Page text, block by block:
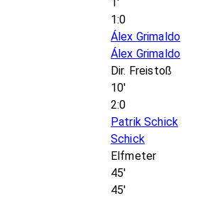
1:0
Álex Grimaldo
Álex Grimaldo
Dir. Freistoß
10'
2:0
Patrik Schick
Schick
Elfmeter
45'
45'